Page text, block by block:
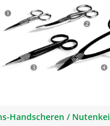
Handscheren /